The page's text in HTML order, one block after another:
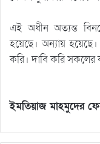
এই অধীন অত্যন্ত
হয়েছে। অন্যায়
করি। দাবি করি সকলের
ইমতিয়াজ মাহমুদের